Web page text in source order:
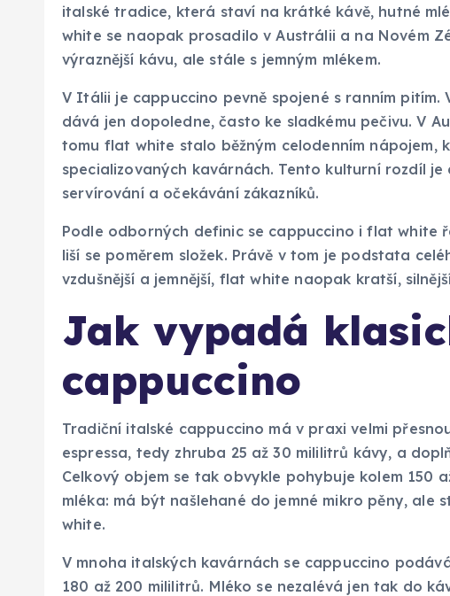
italské tradice, která staví na krátké kávě, hutné
white se naopak prosadilo v Austrálii a na Novém
výraznější kávu, ale stále s jemným mlékem.
V Itálii je cappuccino pevně spojené s ranním pitím.
dává jen dopoledne, často ke sladkému pečivu. V
tomu flat white stalo běžným celodenním nápojem,
specializovaných kavárnách. Tento kulturní rozdíl
servírování a očekávání zákazníků.
Podle odborných definic se cappuccino i flat white
liší se poměrem složek. Právě v tom je podstata
vzdušnější a jemnější, flat white naopak kratší,
Jak vypadá
cappuccino
Tradiční italské cappuccino má v praxi velmi
espressa, tedy zhruba 25 až 30 mililitrů kávy, a
Celkový objem se tak obvykle pohybuje kolem 150
mléka: má být našlehané do jemné mikro pěny, ale
white.
V mnoha italských kavárnách se cappuccino
180 až 200 mililitrů. Mléko se nezalévá jen tak do